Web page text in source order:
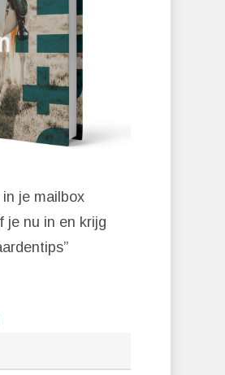
je mailbox
je nu in en krijg